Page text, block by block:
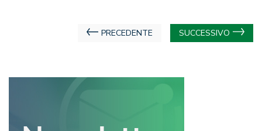
Navigazione
PRECEDENTE SUCCESSIVO